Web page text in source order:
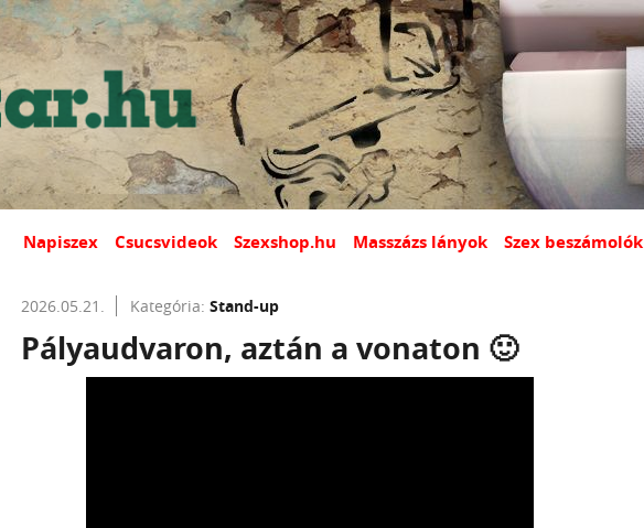
Napiszex Csucsvideok Szexshop.hu Masszázs lányok Szex beszámolók
2026.05.21. Kategória: Stand-up
Pályaudvaron, aztán a vonaton 🙂